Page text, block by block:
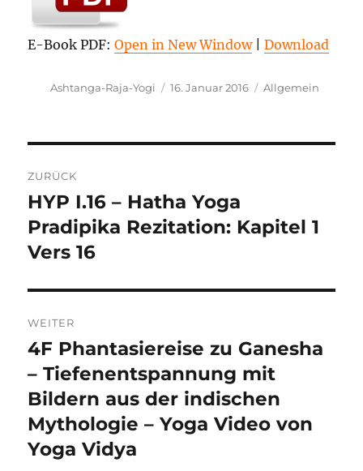
E-Book PDF:Open in New Window|Download
Autor
Ashtanga-Raja-Yogi
Veröffentlicht
16. Januar 2016 Kategorien
Allgemein
ZURÜCK
Vorheriger
Beitrag:
HYP I.16 – Hatha Yoga
Pradipika Rezitation: Kapitel 1
Vers 16
WEITER
Nächster
Beitrag:
4F Phantasiereise zu Ganesha
– Tiefenentspannung mit
Bildern aus der indischen
Mythologie – Yoga Video von
Yoga Vidya